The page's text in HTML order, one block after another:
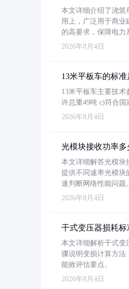
本文详细介绍了浇筑
用上，广泛用于商业
的高要求，保障电力
2026年8月4日
13米平板车的标
13米平板车主要技术
许总重49吨 c)符合
2026年8月4日
光模块接收功率多
本文详细解答光模块
提供不同速率光模块
速判断网络性能问题。
2026年8月4日
干式变压器损耗
本文详细解析干式变
骤说明变损计算方法
能效评估要点。
2026年8月4日